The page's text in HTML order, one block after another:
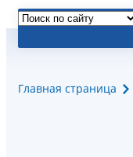
Главная страница